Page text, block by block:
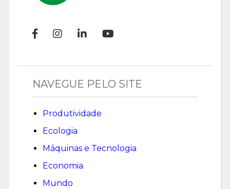
NAVEGUE PELO SITE
Produtividade
Ecologia
Máquinas e Tecnologia
Economia
Mundo